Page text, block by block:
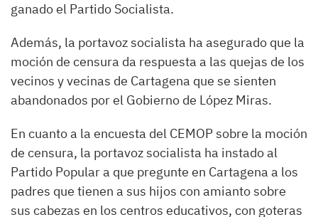
ganado el Partido Socialista.
Además, la portavoz socialista ha asegurado que la
moción de censura da respuesta a las quejas de los
vecinos y vecinas de Cartagena que se sienten
abandonados por el Gobierno de López Miras.
En cuanto a la encuesta del CEMOP sobre la moción
de censura, la portavoz socialista ha instado al
Partido Popular a que pregunte en Cartagena a los
padres que tienen a sus hijos con amianto sobre
sus cabezas en los centros educativos, con goteras